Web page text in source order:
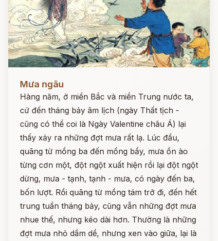
Mưa ngâu
Hàng năm, ở miền Bắc và miền Trung nước ta,
cứ đến tháng bảy âm lịch (ngày Thất tịch -
cũng có thể coi là Ngày Valentine châu Á) lại
thấy xảy ra những đợt mưa rất lạ. Lúc đầu,
quãng từ mồng ba đến mồng bẩy, mưa ồn ào
từng cơn một, đột ngột xuất hiện rồi lại đột ngột
dừng, mưa - tạnh, tạnh - mưa, có ngày đến ba,
bốn lượt. Rồi quãng từ mồng tám trở đi, đến hết
trung tuần tháng bảy, cũng vẫn những đợt mưa
nhue thế, nhưng kéo dài hơn. Thường là những
đợt mưa nhỏ dầm dề, nhưng xen vào giữa, lại là